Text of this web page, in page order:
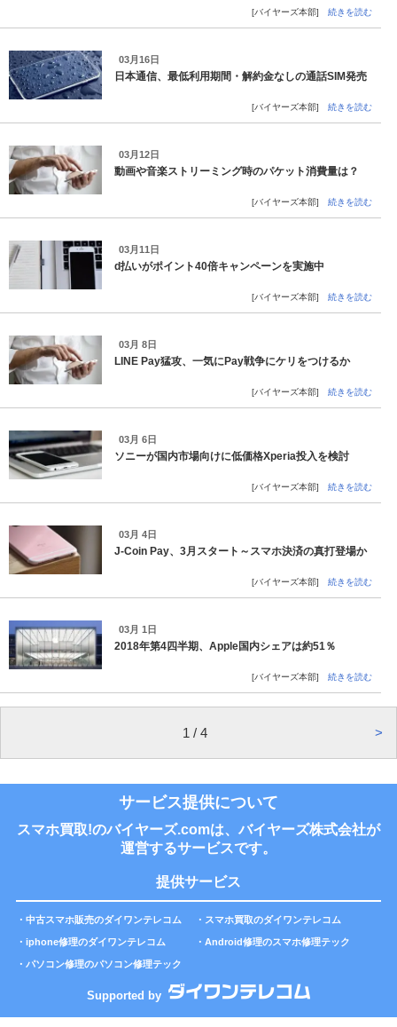
[バイヤーズ本部] 続きを読む
03月16日
日本通信、最低利用期間・解約金なしの通話SIM発売
[バイヤーズ本部] 続きを読む
03月12日
動画や音楽ストリーミング時のパケット消費量は？
[バイヤーズ本部] 続きを読む
03月11日
d払いがポイント40倍キャンペーンを実施中
[バイヤーズ本部] 続きを読む
03月 8日
LINE Pay猛攻、一気にPay戦争にケリをつけるか
[バイヤーズ本部] 続きを読む
03月 6日
ソニーが国内市場向けに低価格Xperia投入を検討
[バイヤーズ本部] 続きを読む
03月 4日
J-Coin Pay、3月スタート～スマホ決済の真打登場か
[バイヤーズ本部] 続きを読む
03月 1日
2018年第4四半期、Apple国内シェアは約51％
[バイヤーズ本部] 続きを読む
1 / 4 >
サービス提供について
スマホ買取!のバイヤーズ.comは、バイヤーズ株式会社が
運営するサービスです。
提供サービス
・ 中古スマホ販売のダイワンテレコム ・ スマホ買取のダイワンテレコム
・ iphone修理のダイワンテレコム ・ Android修理のスマホ修理テック
・ パソコン修理のパソコン修理テック
Supported by